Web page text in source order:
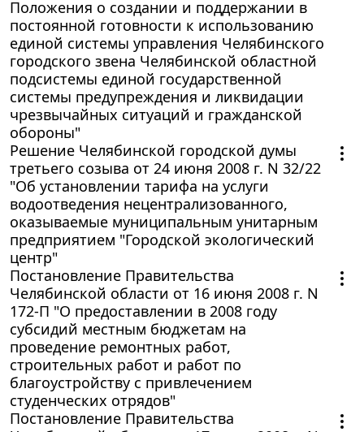
Положения о создании и поддержании в
постоянной готовности к использованию
единой системы управления Челябинского
городского звена Челябинской областной
подсистемы единой государственной
системы предупреждения и ликвидации
чрезвычайных ситуаций и гражданской
обороны"
Решение Челябинской городской думы
третьего созыва от 24 июня 2008 г. N 32/22
"Об установлении тарифа на услуги
водоотведения нецентрализованного,
оказываемые муниципальным унитарным
предприятием "Городской экологический
центр"
Постановление Правительства
Челябинской области от 16 июня 2008 г. N
172-П "О предоставлении в 2008 году
субсидий местным бюджетам на
проведение ремонтных работ,
строительных работ и работ по
благоустройству с привлечением
студенческих отрядов"
Постановление Правительства